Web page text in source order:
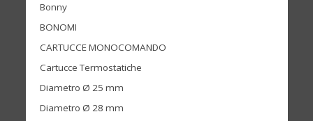
Bonny
BONOMI
CARTUCCE MONOCOMANDO
Cartucce Termostatiche
Diametro Ø 25 mm
Diametro Ø 28 mm